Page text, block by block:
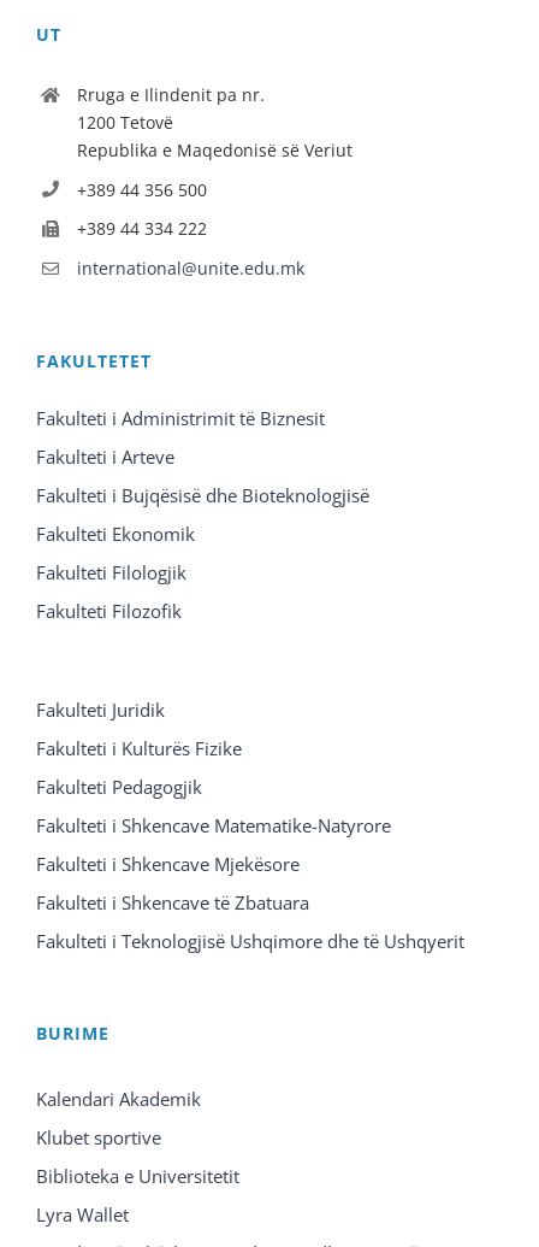
UT
Rruga e Ilindenit pa nr.
1200 Tetovë
Republika e Maqedonisë së Veriut
+389 44 356 500
+389 44 334 222
international@unite.edu.mk
FAKULTETET
Fakulteti i Administrimit të Biznesit
Fakulteti i Arteve
Fakulteti i Bujqësisë dhe Bioteknologjisë
Fakulteti Ekonomik
Fakulteti Filologjik
Fakulteti Filozofik
Fakulteti Juridik
Fakulteti i Kulturës Fizike
Fakulteti Pedagogjik
Fakulteti i Shkencave Matematike-Natyrore
Fakulteti i Shkencave Mjekësore
Fakulteti i Shkencave të Zbatuara
Fakulteti i Teknologjisë Ushqimore dhe të Ushqyerit
BURIME
Kalendari Akademik
Klubet sportive
Biblioteka e Universitetit
Lyra Wallet